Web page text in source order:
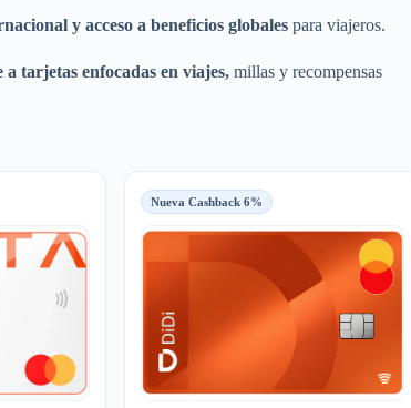
y acceso a beneficios globales para viajeros.
tarjetas enfocadas en viajes, millas y recompensas
Nueva Cashback 6%